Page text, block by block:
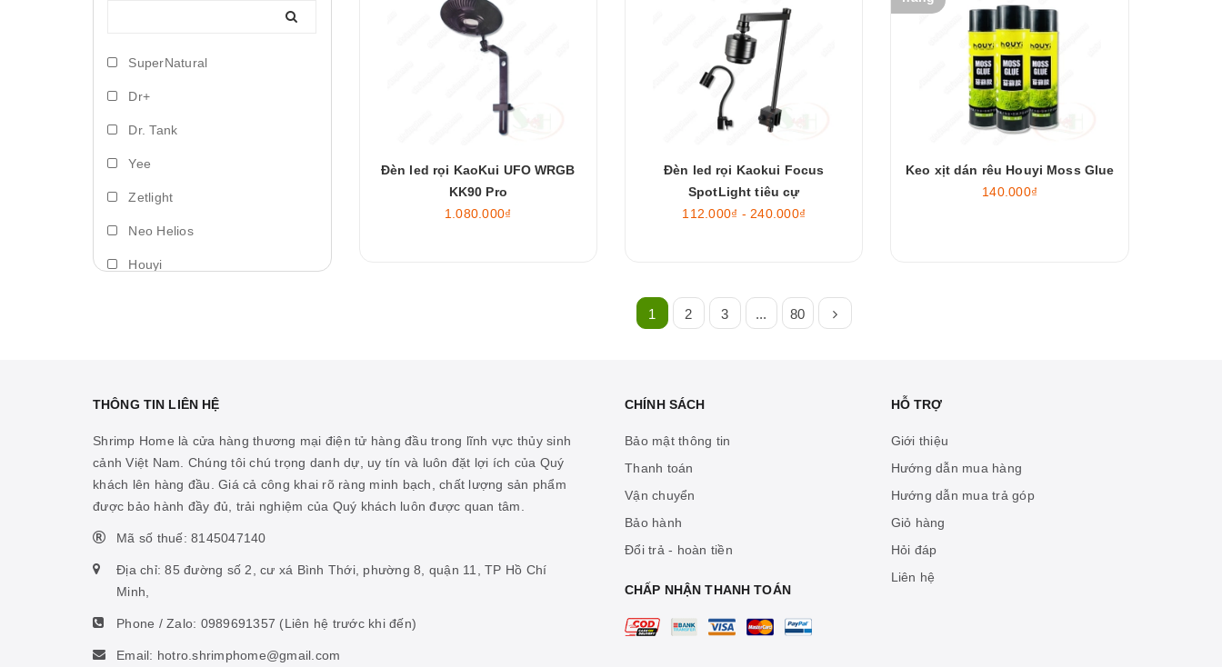
Đèn led rọi KaoKui UFO WRGB
KK90 Pro
1.080.000₫
Đèn led rọi Kaokui Focus
SpotLight tiêu cự
112.000₫ - 240.000₫
Keo xịt dán rêu Houyi Moss Glue
140.000₫
1 2 3 ... 80
Vitamin cá biển
Hỗ trợ ao hồ
Nhíp
Phụ kiện ấp artemia
Hỗ trợ tiêu hóa
SuperNatural
Dr+
Dr. Tank
Yee
Zetlight
Neo Helios
Houyi
Dymax
Cibi
KZJ
Mius
KW zone
Coloer
THÔNG TIN LIÊN HỆ
Shrimp Home là cửa hàng thương mại điện tử hàng đầu trong lĩnh vực thủy sinh
cảnh Việt Nam. Chúng tôi chú trọng danh dự, uy tín và luôn đặt lợi ích của Quý
khách lên hàng đầu. Giá cả công khai rõ ràng minh bạch, chất lượng sản phẩm
được bảo hành đầy đủ, trải nghiệm của Quý khách luôn được quan tâm.
Mã số thuế: 8145047140
Địa chỉ: 85 đường số 2, cư xá Bình Thới, phường 8, quận 11, TP Hồ Chí
Minh,
Phone / Zalo: 0989691357 (Liên hệ trước khi đến)
Email: hotro.shrimphome@gmail.com
CHÍNH SÁCH
Bảo mật thông tin
Thanh toán
Vận chuyển
Bảo hành
Đổi trả - hoàn tiền
CHẤP NHẬN THANH TOÁN
HỖ TRỢ
Giới thiệu
Hướng dẫn mua hàng
Hướng dẫn mua trả góp
Giỏ hàng
Hỏi đáp
Liên hệ